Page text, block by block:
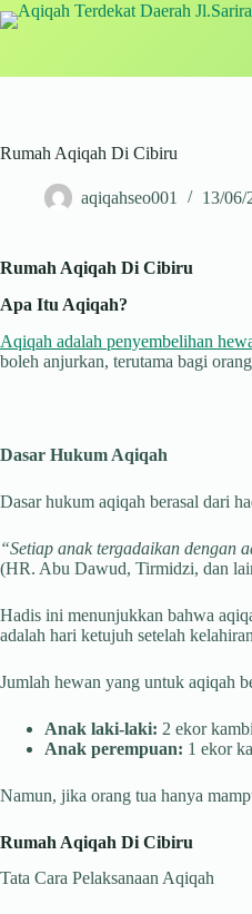
Skip
to
Rumah Aqiqah Di Cibiru
aqiqahseo001 13/06/
Rumah Aqiqah Di Cibiru
Apa Itu Aqiqah?
Aqiqah adalah penyembelihan
boleh anjurkan, terutama bagi
Dasar Hukum Aqiqah
Dasar hukum aqiqah berasal dari
“Setiap anak tergadaikan dengan
(HR. Abu Dawud, Tirmidzi, dan
Hadis ini menunjukkan bahwa
adalah hari ketujuh setelah
Jumlah hewan yang untuk aqiqah
Anak laki-laki: 2 ekor
Anak perempuan: 1 ekor
Namun, jika orang tua hanya
Rumah Aqiqah Di Cibiru
Tata Cara Pelaksanaan Aqiqah